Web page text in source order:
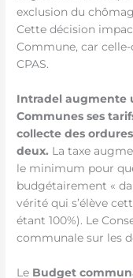
exclusion du
Cette décision
Commune, car
CPAS.
Intradel augmente
Communes ses
collecte des
deux. La taxe
le minimum pour
budgétairement «
vérité qui s’élève
étant 100%). Le
communale sur les
Le Budget